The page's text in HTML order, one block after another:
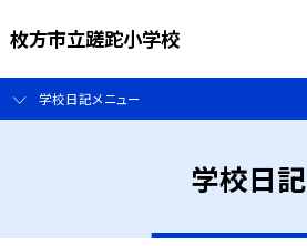
枚方市立蹉跎小学校
学校日記メニュー
学校日記